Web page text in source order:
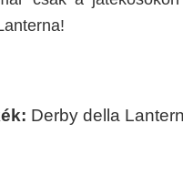
Derby della